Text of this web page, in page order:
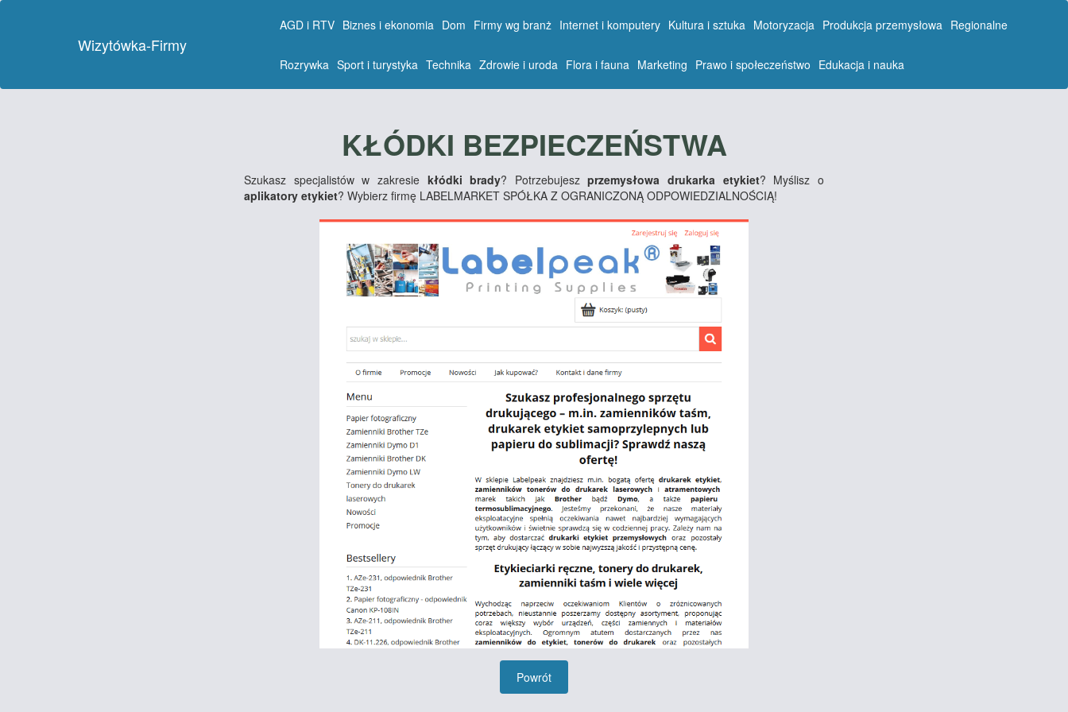
Wizytówka-Firmy
AGD i RTV Biznes i ekonomia Dom Firmy wg branż Internet i komputery Kultura i sztuka Motoryzacja Produkcja przemysłowa Regionalne
Rozrywka Sport i turystyka Technika Zdrowie i uroda Flora i fauna Marketing Prawo i społeczeństwo Edukacja i nauka
KŁÓDKI BEZPIECZEŃSTWA
Szukasz specjalistów w zakresie kłódki brady? Potrzebujeszprzemysłowa drukarka etykiet? Myślisz o
aplikatory etykiet? Wybierz firmę LABELMARKET SPÓŁKA Z OGRANICZONĄ ODPOWIEDZIALNOŚCIĄ!
Powrót